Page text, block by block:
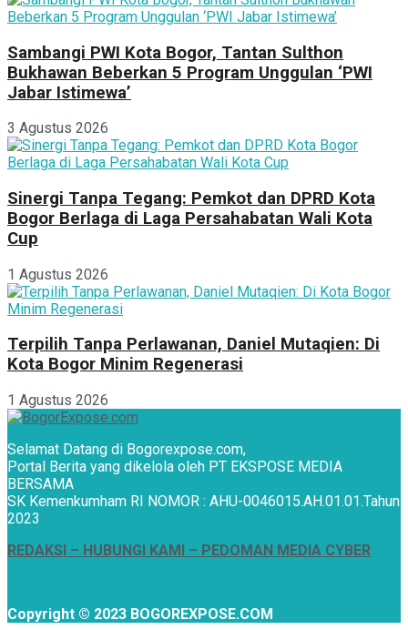
Sambangi PWI Kota Bogor, Tantan Sulthon
Bukhawan Beberkan 5 Program Unggulan ‘PWI
Jabar Istimewa’
3 Agustus 2026
Sinergi Tanpa Tegang: Pemkot dan DPRD Kota
Bogor Berlaga di Laga Persahabatan Wali Kota
Cup
1 Agustus 2026
Terpilih Tanpa Perlawanan, Daniel Mutaqien: Di
Kota Bogor Minim Regenerasi
1 Agustus 2026
Selamat Datang di Bogorexpose.com,
Portal Berita yang dikelola oleh PT EKSPOSE MEDIA
BERSAMA
SK Kemenkumham RI NOMOR : AHU-0046015.AH.01.01.Tahun
2023
REDAKSI – HUBUNGI KAMI – PEDOMAN MEDIA CYBER
Copyright © 2023 BOGOREXPOSE.COM